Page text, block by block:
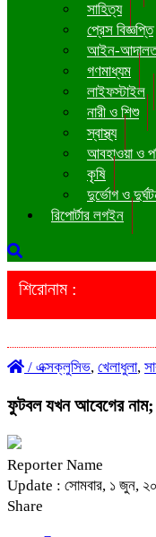
সাহিত্য
প্রেস বিজ্ঞপ্তি
আইন-
গণমাধ্যম
লাইফস্টাইল
নারী ও শিশু
স্বাস্থ্য
আবহাওয়া ও
কৃষি
দুর্ভোগ ও
রিপোর্টার লগইন
শিরোনাম :
/ এক্সক্লুসিভ, খেলাধুলা,
ফুটবল যখন আবেগের নাম;
Reporter Name
Update : সোমবার, ১ জুন,
Share